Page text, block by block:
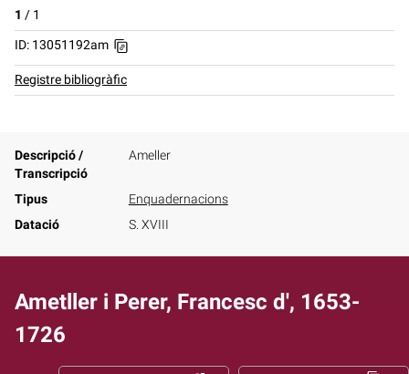
1 / 1
ID: 13051192am
Registre bibliogràfic
Descripció /
Transcripció
Ameller
Tipus
Enquadernacions
Datació
S. XVIII
Ametller i Perer, Francesc d', 1653-
1726